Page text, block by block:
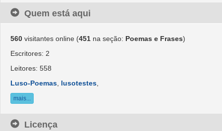
Quem está aqui
560 visitantes online (451 na seção: Poemas e Frases)
Escritores: 2
Leitores: 558
Luso-Poemas lusotestes
mais...
Licença